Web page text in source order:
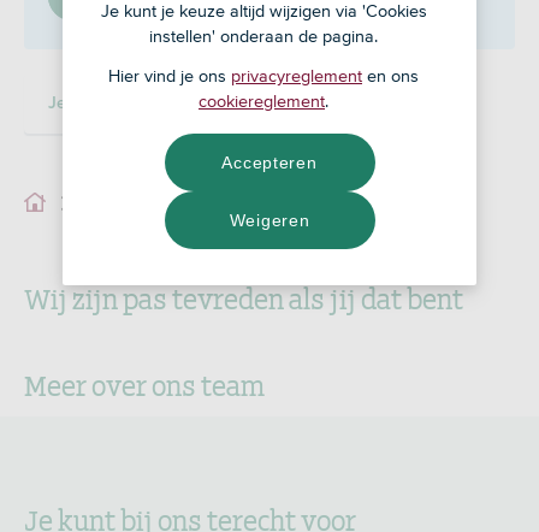
Je adviseur
Je adviseur
Wij zijn pas tevreden als jij dat bent
Meer over ons team
Je kunt bij ons terecht voor
Je kunt je keuze altijd wijzigen via 'Cookies
instellen' onderaan de pagina.
Hier vind je ons privacyreglement en ons
cookiereglement.
Weigeren
Accepteren